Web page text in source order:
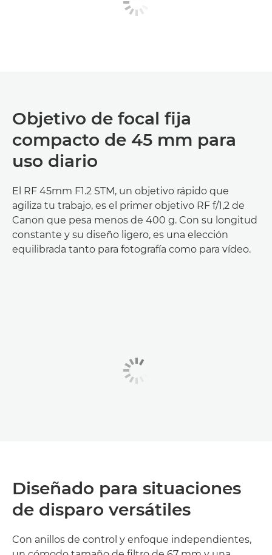
Objetivo de focal fija
compacto de 45 mm para
uso diario
El RF 45mm F1.2 STM, un objetivo rápido que
agiliza tu trabajo, es el primer objetivo RF f/1,2 de
Canon que pesa menos de 400 g. Con su longitud
constante y su diseño ligero, es una elección
equilibrada tanto para fotografía como para vídeo.
Diseñado para situaciones
de disparo versátiles
Con anillos de control y enfoque independientes,